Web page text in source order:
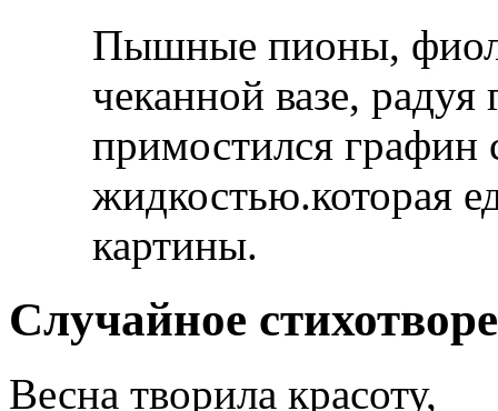
Пышные пионы,
чеканной вазе,
примостился графин
жидкостью.которая
картины.
Случайное
Весна творила красоту,